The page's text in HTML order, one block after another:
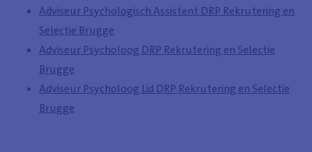
Adviseur Psychologisch Assistent DRP Rekrutering en
Selectie Brugge
Adviseur Psycholoog DRP Rekrutering en Selectie
Brugge
Adviseur Psycholoog Lid DRP Rekrutering en Selectie
Brugge